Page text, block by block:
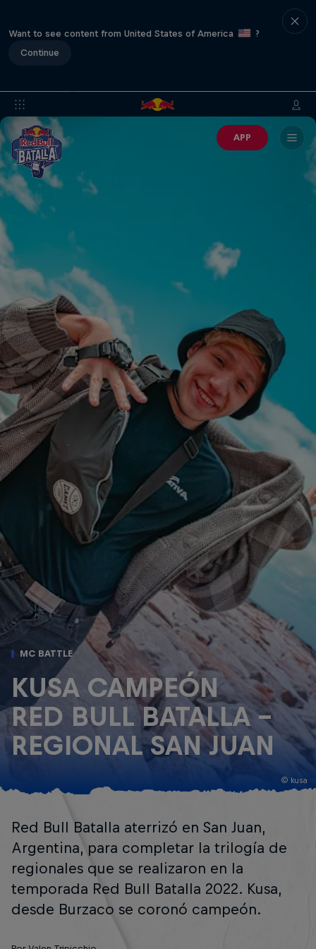
Want to see content from United States of America
?
Continue
APP
© kusa
MC BATTLE
KUSA CAMPEÓN
RED BULL BATALLA -
REGIONAL SAN JUAN
Red Bull Batalla aterrizó en San Juan,
Argentina, para completar la trilogía de
regionales que se realizaron en la
temporada Red Bull Batalla 2022. Kusa,
desde Burzaco se coronó campeón.